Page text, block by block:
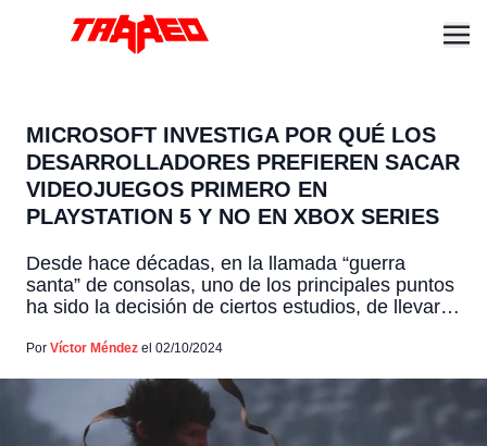
MICROSOFT INVESTIGA POR QUÉ LOS
DESARROLLADORES PREFIEREN SACAR
VIDEOJUEGOS PRIMERO EN
PLAYSTATION 5 Y NO EN XBOX SERIES
Desde hace décadas, en la llamada “guerra
santa” de consolas, uno de los principales puntos
ha sido la decisión de ciertos estudios, de llevar
plataforma. Y dentro de este debate, en un
desarrolladores, Microsoft manifestó su interés en
entender por qué la […]
Por Víctor Méndez el 02/10/2024